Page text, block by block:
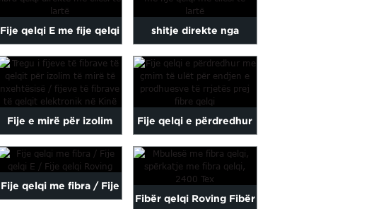
prej tekstil me fije
qelqi...
Fije qelqi E me fije qelqi
/ fibra qelqi drejt...
shitje direkte nga
fabrika me cilësi të lartë
prej fibre qelqi...
Fije e mirë për izolim
termik të fijeve prej
tekstil me fije qelqi /
qelqi elektronik ...
Fije qelqi e përdredhur
me çmim të ulët për
endjen e fibrave...
Fije qelqi me fibra / Fije
Fibër qelqi Roving Fibër